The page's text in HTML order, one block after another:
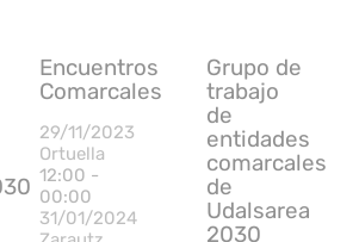
Encuentros
Comarcales
29/11/2023
Ortuella
12:00 -
00:00
31/01/2024
Grupo de
trabajo
de
entidades
comarcales
de
Udalsarea
2030